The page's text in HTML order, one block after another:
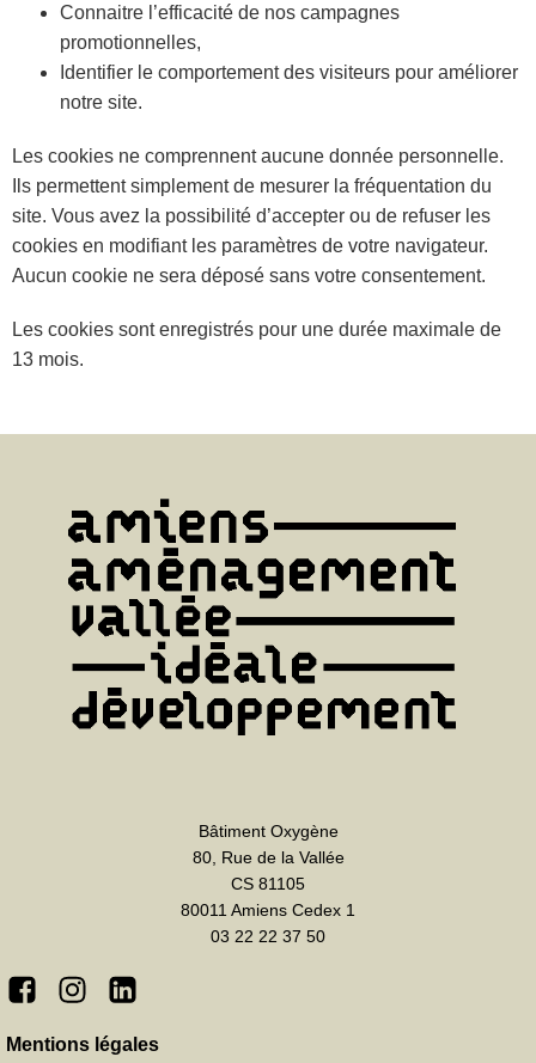
Connaitre l’efficacité de nos campagnes
promotionnelles,
Identifier le comportement des visiteurs pour améliorer
notre site.
Les cookies ne comprennent aucune donnée personnelle.
Ils permettent simplement de mesurer la fréquentation du
site. Vous avez la possibilité d’accepter ou de refuser les
cookies en modifiant les paramètres de votre navigateur.
Aucun cookie ne sera déposé sans votre consentement.
Les cookies sont enregistrés pour une durée maximale de
13 mois.
Bâtiment Oxygène
80, Rue de la Vallée
CS 81105
80011 Amiens Cedex 1
03 22 22 37 50
Mentions légales